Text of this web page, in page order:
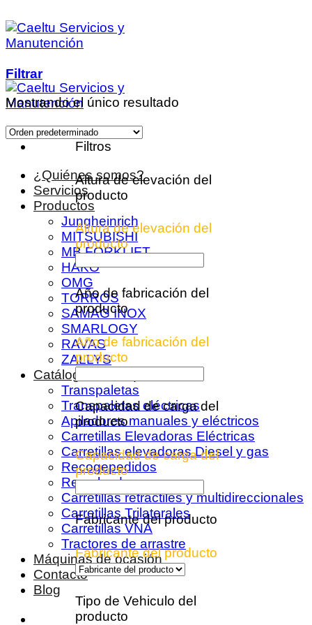
al
contenido
¿Quiénes somos?
Servicios
Productos
Jungheinrich
MITSUBISHI
MB FORKLIFT
HAKO
OMG
TORROS
SAMAG INOX
SMARLOGY
RAVAS
ZALLYS
Catálogo de máquinas
Transpaletas
Transpaletas eléctricas
Apiladores manuales y eléctricos
Carretillas Elevadoras Eléctricas
Carretillas elevadoras Diesel y gas
Recogepedidos
Remolcadoras
Carretillas retráctiles y multidireccionales
Carretillas Trilaterales
Carretillas VNA
Tractores de arrastre
Máquinas de ocasión
Contacto
Blog
Filtrar
Mostrando el único resultado
Filtros
Altura de elevación del
producto
Altura de elevación del
producto
Año de fabricación del
producto
Año de fabricación del
producto
Capacidad de carga del
producto
Capacidad de carga del
producto
Fabricante del producto
Fabricante del producto
Tipo de Vehiculo del
producto